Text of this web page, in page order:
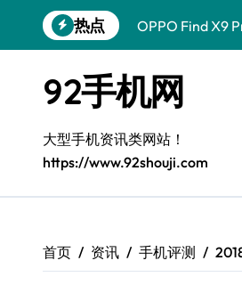
到
热点
OPPO Find X9
vivo S50 Pro
荣耀ROBOT
华为nova 15
三星Galaxy Z
荣耀500 Pro携
92手机网
大型手机资讯类网站！
https://www.92shouji.com
首页 资讯 手机评测